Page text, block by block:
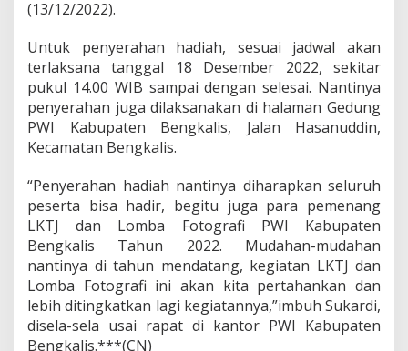
(13/12/2022).
Untuk penyerahan hadiah, sesuai jadwal akan
terlaksana tanggal 18 Desember 2022, sekitar
pukul 14.00 WIB sampai dengan selesai. Nantinya
penyerahan juga dilaksanakan di halaman Gedung
PWI Kabupaten Bengkalis, Jalan Hasanuddin,
Kecamatan Bengkalis.
“Penyerahan hadiah nantinya diharapkan seluruh
peserta bisa hadir, begitu juga para pemenang
LKTJ dan Lomba Fotografi PWI Kabupaten
Bengkalis Tahun 2022. Mudahan-mudahan
nantinya di tahun mendatang, kegiatan LKTJ dan
Lomba Fotografi ini akan kita pertahankan dan
lebih ditingkatkan lagi kegiatannya,”imbuh Sukardi,
disela-sela usai rapat di kantor PWI Kabupaten
Bengkalis.***(CN)